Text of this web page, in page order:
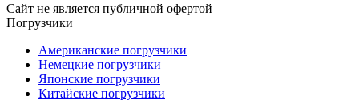
Сайт не является публичной офертой
Погрузчики
Американские погрузчики
Немецкие погрузчики
Японские погрузчики
Китайские погрузчики